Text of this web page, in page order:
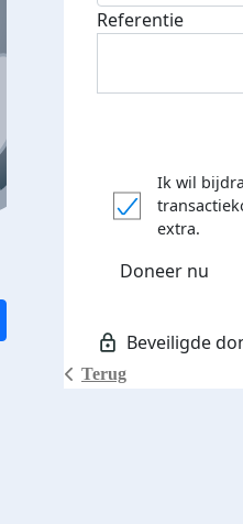
Terug
Referentie
Ik wil
extra.
Doneer nu